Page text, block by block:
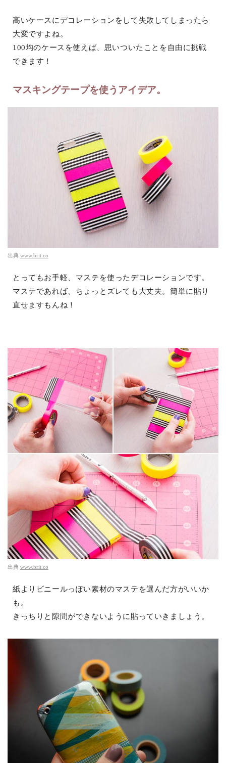
高いケースにデコレーションをして失敗してしまったら
大変ですよね。
100均のケースを使えば、思いついたことを自由に挑戦
できます！
マスキングテープを使うアイデア。
出典 www.brit.co
とってもお手軽、マステを使ったデコレーションです。
マステであれば、ちょっとズレても大丈夫。簡単に貼り
直せますもんね！
出典 www.brit.co
紙よりビニールっぽい素材のマステを選んだ方がいいか
も。
きっちりと隙間ができないように貼っていきましょう。